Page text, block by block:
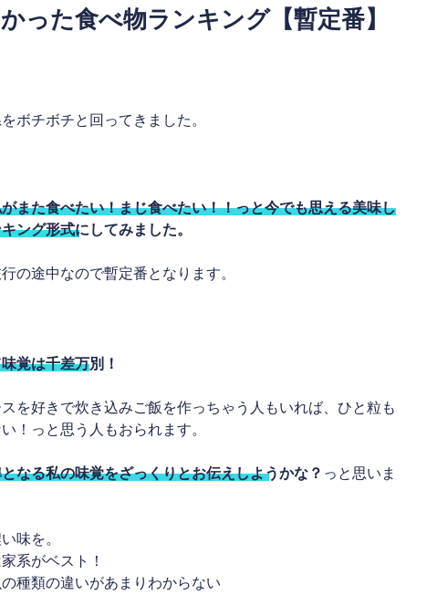
った食べ物ランキング【暫定番】
ボチボチと回ってきました。
また食べたい！まじ食べたい！！っと今でも思える美味し
ング形式にしてみました。
の途中なので暫定番となります。
覚は千差万別！
を好きで炊き込みご飯を作っちゃう人もいれば、ひと粒も
！っと思う人もおられます。
なる私の味覚をざっくりとお伝えしようかな？ っと思いま
味を。
系がベスト！
種類の違いがあまりわからない